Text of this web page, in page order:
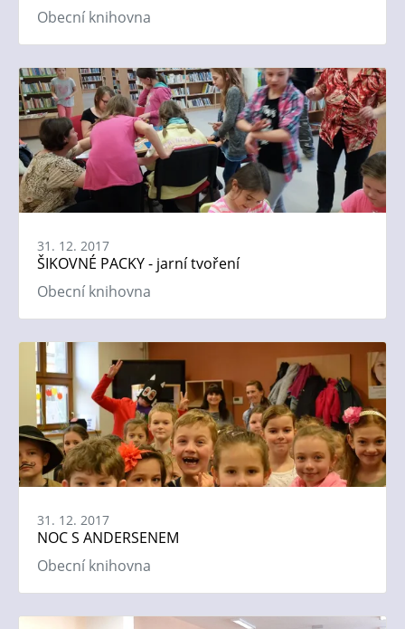
Obecní knihovna
31. 12. 2017
ŠIKOVNÉ PACKY - jarní tvoření
Obecní knihovna
31. 12. 2017
NOC S ANDERSENEM
Obecní knihovna